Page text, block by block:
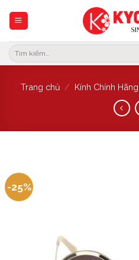
Trang chủ / Kính Chính Hãng
-25%